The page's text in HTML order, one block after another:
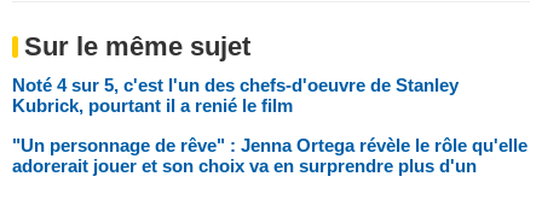
Sur le même sujet
Noté 4 sur 5, c'est l'un des chefs-d'oeuvre de Stanley
Kubrick, pourtant il a renié le film
"Un personnage de rêve" : Jenna Ortega révèle le rôle qu'elle
adorerait jouer et son choix va en surprendre plus d'un